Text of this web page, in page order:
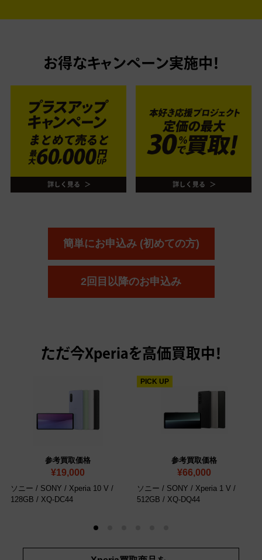
お得なキャンペーン実施中！
簡単にお申込み (初めての方)
2回目以降のお申込み
ただ今Xperiaを高価買取中！
参考買取価格
¥19,000
ソニー / SONY / Xperia 10 V /
128GB / XQ-DC44
参考買取価格
¥66,000
PICK UP
ソニー / SONY / Xperia 1 V /
512GB / XQ-DQ44